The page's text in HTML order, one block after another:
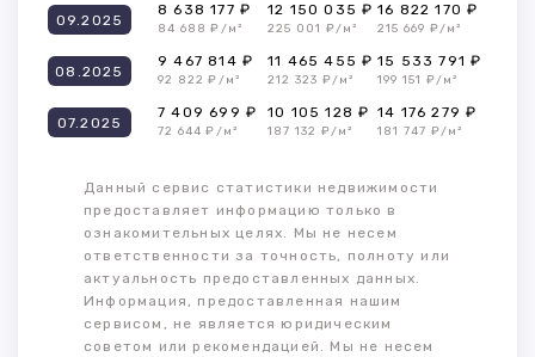
09.2025
8 638 177 ₽
84 688 ₽/м²
12 150 035 ₽
225 001 ₽/м²
16 822 170 ₽
215 669 ₽/м²
08.2025
9 467 814 ₽
92 822 ₽/м²
11 465 455 ₽
212 323 ₽/м²
15 533 791 ₽
199 151 ₽/м²
07.2025
7 409 699 ₽
72 644 ₽/м²
10 105 128 ₽
187 132 ₽/м²
14 176 279 ₽
181 747 ₽/м²
Данный сервис статистики недвижимости
предоставляет информацию только в
ознакомительных целях. Мы не несем
ответственности за точность, полноту или
актуальность предоставленных данных.
Информация, предоставленная нашим
сервисом, не является юридическим
советом или рекомендацией. Мы не несем